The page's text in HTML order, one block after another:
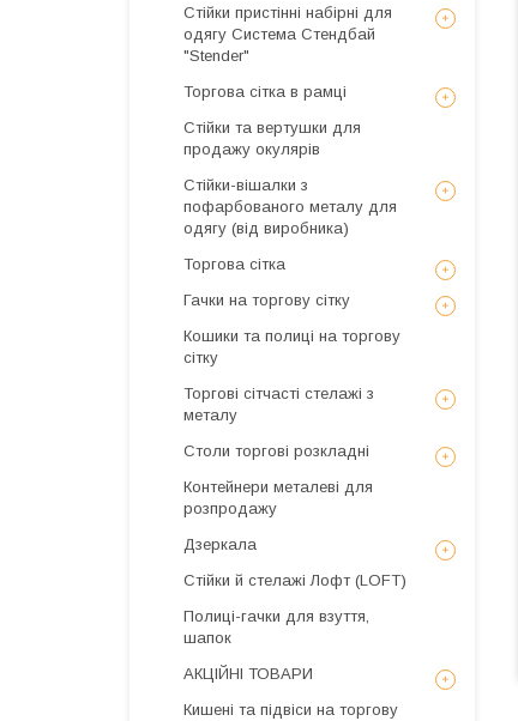
Стійки пристінні набірні для
одягу Система Стендбай
"Stender"
Торгова сітка в рамці
Стійки та вертушки для
продажу окулярів
Стійки-вішалки з
пофарбованого металу для
одягу (від виробника)
Торгова сітка
Гачки на торгову сітку
Кошики та полиці на торгову
сітку
Торгові сітчасті стелажі з
металу
Столи торгові розкладні
Контейнери металеві для
розпродажу
Дзеркала
Стійки й стелажі Лофт (LOFT)
Полиці-гачки для взуття,
шапок
АКЦІЙНІ ТОВАРИ
Кишені та підвіси на торгову